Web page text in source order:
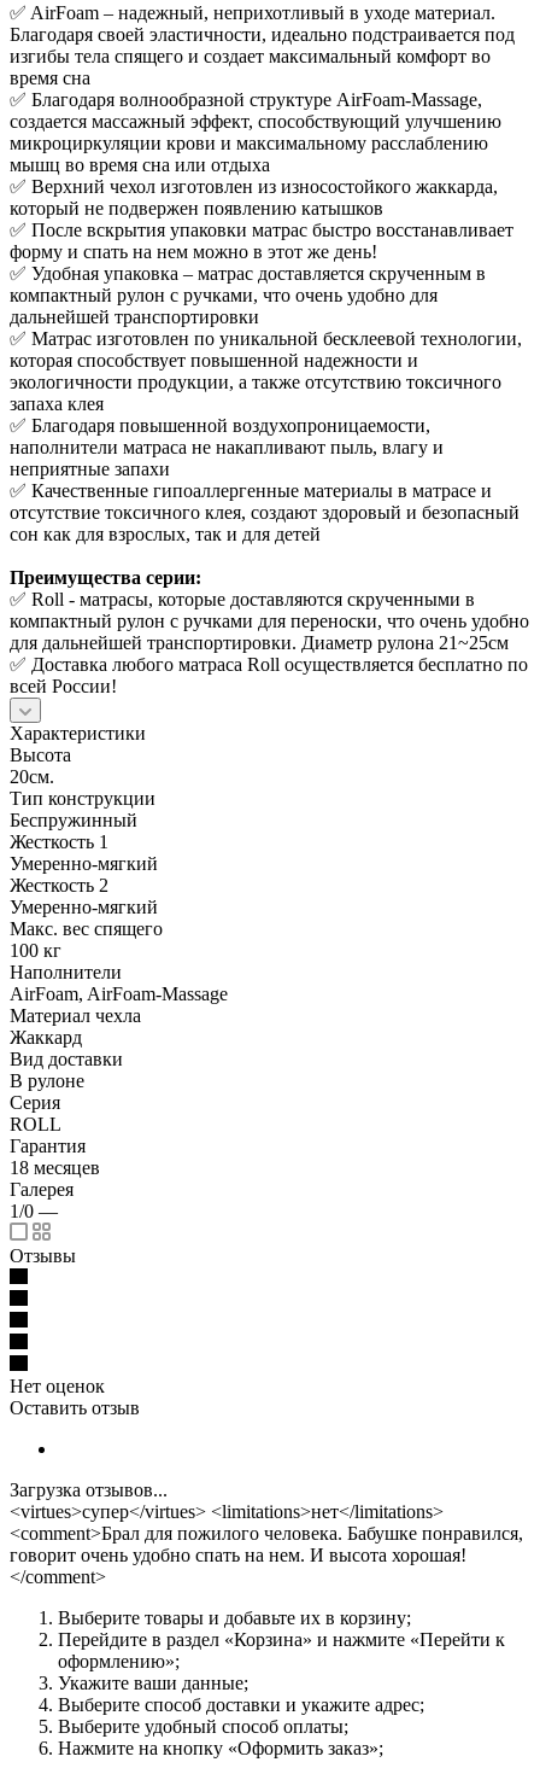
✅ AirFoam – надежный, неприхотливый в уходе материал.
Благодаря своей эластичности, идеально подстраивается под
изгибы тела спящего и создает максимальный комфорт во
время сна
✅ Благодаря волнообразной структуре AirFoam-Massage,
создается массажный эффект, способствующий улучшению
микроциркуляции крови и максимальному расслаблению
мышц во время сна или отдыха
✅ Верхний чехол изготовлен из износостойкого жаккарда,
который не подвержен появлению катышков
✅ После вскрытия упаковки матрас быстро восстанавливает
форму и спать на нем можно в этот же день!
✅ Удобная упаковка – матрас доставляется скрученным в
компактный рулон с ручками, что очень удобно для
дальнейшей транспортировки
✅ Матрас изготовлен по уникальной бесклеевой технологии,
которая способствует повышенной надежности и
экологичности продукции, а также отсутствию токсичного
запаха клея
✅ Благодаря повышенной воздухопроницаемости,
наполнители матраса не накапливают пыль, влагу и
неприятные запахи
✅ Качественные гипоаллергенные материалы в матрасе и
отсутствие токсичного клея, создают здоровый и безопасный
сон как для взрослых, так и для детей
Преимущества серии:
✅ Roll - матрасы, которые доставляются скрученными в
компактный рулон с ручками для переноски, что очень удобно
для дальнейшей транспортировки. Диаметр рулона 21~25см
✅ Доставка любого матраса Roll осуществляется бесплатно по
всей России!
Характеристики
Высота
20см.
Тип конструкции
Беспружинный
Жесткость 1
Умеренно-мягкий
Жесткость 2
Умеренно-мягкий
Макс. вес спящего
100 кг
Наполнители
AirFoam, AirFoam-Massage
Материал чехла
Жаккард
Вид доставки
В рулоне
Серия
ROLL
Гарантия
18 месяцев
Галерея
1/0 —
Отзывы
Нет оценок
Оставить отзыв
Загрузка отзывов...
<virtues>супер</virtues> <limitations>нет</limitations>
<comment>Брал для пожилого человека. Бабушке понравился,
говорит очень удобно спать на нем. И высота хорошая!
</comment>
Выберите товары и добавьте их в корзину;
Перейдите в раздел «Корзина» и нажмите «Перейти к
оформлению»;
Укажите ваши данные;
Выберите способ доставки и укажите адрес;
Выберите удобный способ оплаты;
Нажмите на кнопку «Оформить заказ»;